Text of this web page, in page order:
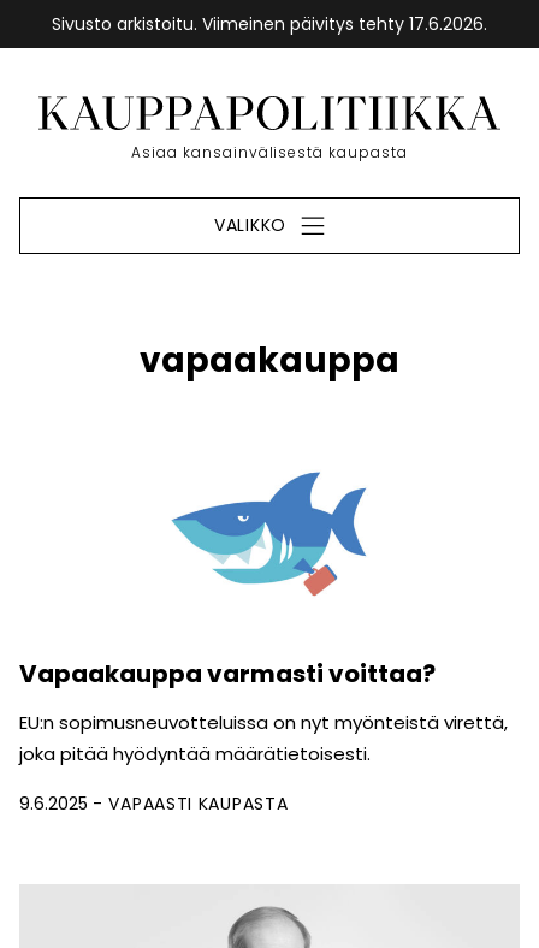
Sivusto arkistoitu. Viimeinen päivitys tehty 17.6.2026.
sisältöön
Etusivu
Asiaa kansainvälisestä kaupasta
VALIKKO
vapaakauppa
Vapaakauppa varmasti voittaa?
EU:n sopimusneuvotteluissa on nyt myönteistä virettä,
joka pitää hyödyntää määrätietoisesti.
9.6.2025 VAPAASTI KAUPASTA